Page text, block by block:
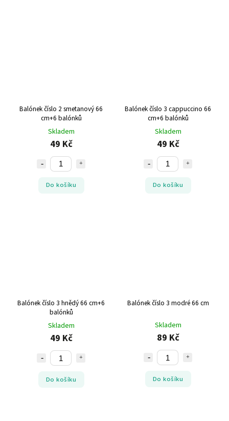
Balónek číslo 2 smetanový 66
cm+6 balónků
Skladem
49 Kč
Do košíku
Balónek číslo 3 cappuccino 66
cm+6 balónků
Skladem
49 Kč
Do košíku
Balónek číslo 3 hnědý 66 cm+6
balónků
Skladem
49 Kč
Do košíku
Balónek číslo 3 modré 66 cm
Skladem
89 Kč
Do košíku